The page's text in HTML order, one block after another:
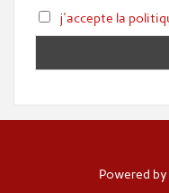
j'accepte la
Powered by